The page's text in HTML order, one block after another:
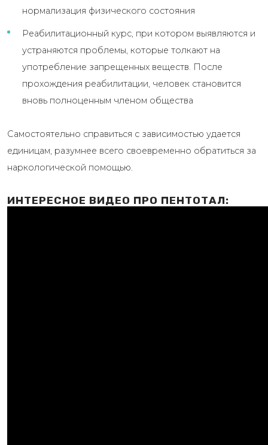
нормализация физического состояния
Реабилитационный курс, при котором выявляются и
устраняются проблемы, которые толкают на
употребление запрещенных веществ. После
прохождения реабилитации, человек становится
вновь полноценным членом общества
Самостоятельно справиться с зависимостью удается
единицам, разумнее всего своевременно обратиться за
наркологической помощью.
ИНТЕРЕСНОЕ ВИДЕО ПРО ПЕНТОТАЛ: